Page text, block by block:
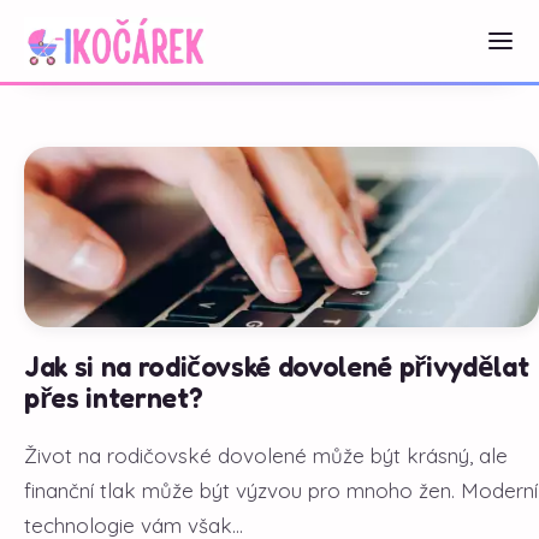
Jak si na rodičovské dovolené přivydělat
přes internet?
Život na rodičovské dovolené může být krásný, ale
finanční tlak může být výzvou pro mnoho žen. Moderní
technologie vám však...